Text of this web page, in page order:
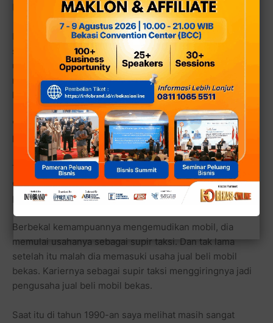
Falindo FM.
Lelaki yang pernah berdangan es mambo dan menjadi
sopir taksi ini tak pernah malu apalagi takut memulai
usaha apapun sepanjang itu halal. Dulu ketika ia tak
mempunyai apapun, bahkan di awal perkawinannya
karena terpaksa dia harus menjadi supir taksi.
"Itu karena saya jatuh bangun dari usaha tambak udang."
kisahnya sedih mengenang.
Tak sedikit uang yang hilang bahkan dia menyadari jika
dia telah ditipu rekan bisnisnya, namun Sardi muda tak
patah arang dan mudah menyerah.
Berbekal kemampuannya mengemudikan mobil, dia
memulai usahanya sebagai supir taksi. Dan tak lama
setelah itu malah dia memasuki usaha jual beli mobil
bekas. Kariernya sebagai supir taksi menggiringnya jadi
pengusaha jual beli mobil bekas.
Saat itu di tahun 1990-an saya melihat masih sangat